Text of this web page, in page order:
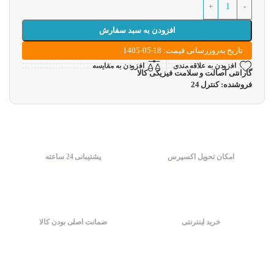
افزودن به سبد سفارش
تاریخ به‌روزرسانی قیمت: 18-05-1405
افزودن به علاقه مندی افزودن به مقایسه
گارانتی اصالت و سلامت فیزیکی کالا
فروشنده: کنترل 24
امکان تحویل اکسپرس پشتیبانی 24 ساعته
خرید اینترنتی ضمانت اصلی بودن کالا